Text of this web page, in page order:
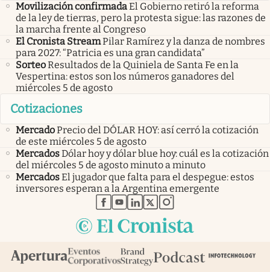
Movilización confirmadaEl Gobierno retiró la reforma
de la ley de tierras, pero la protesta sigue: las razones de
la marcha frente al Congreso
El Cronista StreamPilar Ramírez y la danza de nombres
para 2027: “Patricia es una gran candidata”
SorteoResultados de la Quiniela de Santa Fe en la
Vespertina: estos son los números ganadores del
miércoles 5 de agosto
Cotizaciones
MercadoPrecio del DÓLAR HOY: así cerró la cotización
de este miércoles 5 de agosto
MercadosDólar hoy y dólar blue hoy: cuál es la cotización
del miércoles 5 de agosto minuto a minuto
MercadosEl jugador que falta para el despegue: estos
inversores esperan a la Argentina emergente
abre en nueva pestaña
abre en nueva pestaña
abre en nueva pestaña
abre en nueva pestaña
abre en nueva pestaña